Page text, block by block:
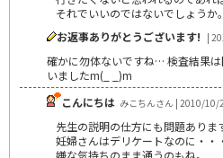
それでいいのではないでしょうか。
お返事ありがとうございます! |
確かに勿体ないですね… 検査結果
いましたm(_ _)m
こんにちは みこちんさん | 2010/10/
先生の説明の仕方にも問題ありま
妊婦さんはデリケートなのに・・
嫌な気持ちのまま通うのもね。